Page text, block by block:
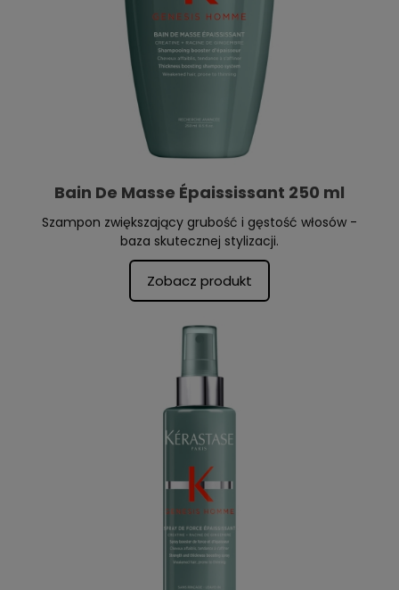
Bain De Masse Épaississant 250 ml
Szampon zwiększający grubość i gęstość włosów -
baza skutecznej stylizacji.
Zobacz produkt